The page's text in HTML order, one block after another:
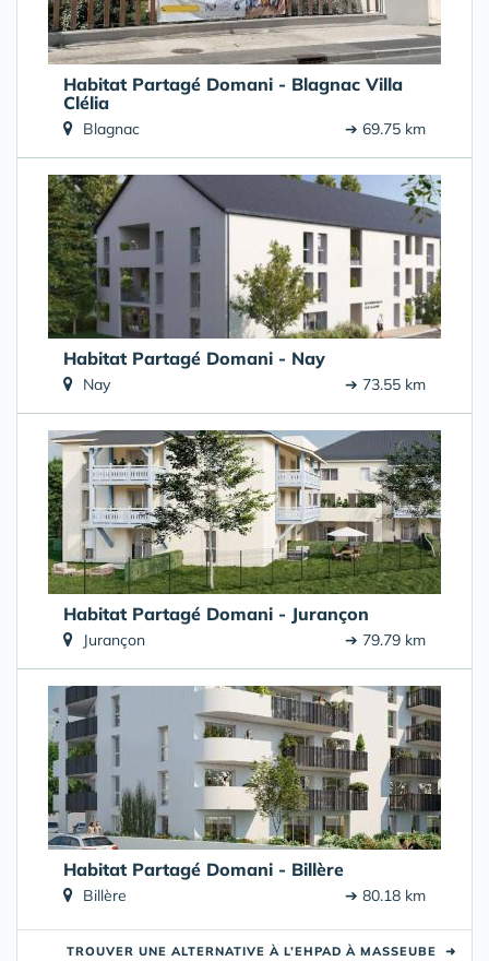
Habitat Partagé Domani - Blagnac Villa
Clélia
Blagnac ➔ 69.75 km
Habitat Partagé Domani - Nay
Nay ➔ 73.55 km
Habitat Partagé Domani - Jurançon
Jurançon ➔ 79.79 km
Habitat Partagé Domani - Billère
Billère ➔ 80.18 km
TROUVER UNE ALTERNATIVE À L’EHPAD À MASSEUBE ➜